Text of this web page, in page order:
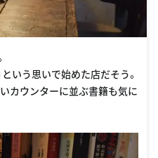
いう思いで始めた店だそう。
カウンターに並ぶ書籍も気に